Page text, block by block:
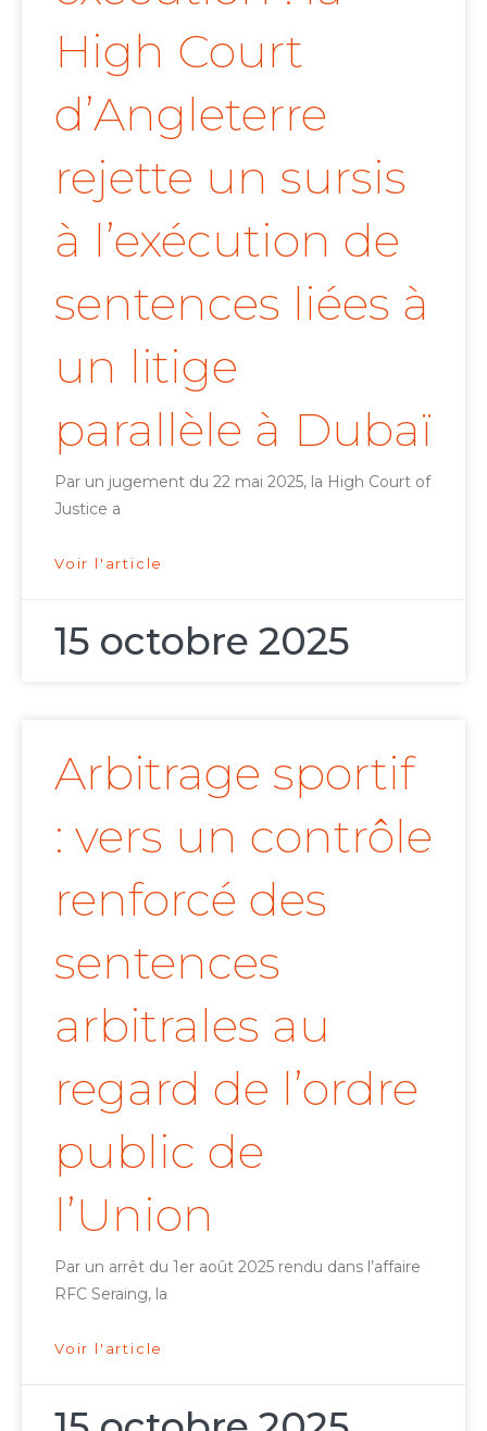
High Court
d’Angleterre
rejette un sursis
à l’exécution de
sentences liées à
un litige
parallèle à Dubaï
Par un jugement du 22 mai 2025, la High Court of
Justice a
Voir l'article
15 octobre 2025
Arbitrage sportif
: vers un contrôle
renforcé des
sentences
arbitrales au
regard de l’ordre
public de
l’Union
Par un arrêt du 1er août 2025 rendu dans l’affaire
RFC Seraing, la
Voir l'article